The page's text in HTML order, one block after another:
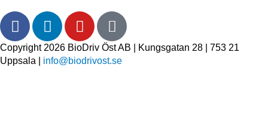
Copyright 2026 BioDriv Öst AB | Kungsgatan 28 | 753 21
Uppsala | info@biodrivost.se